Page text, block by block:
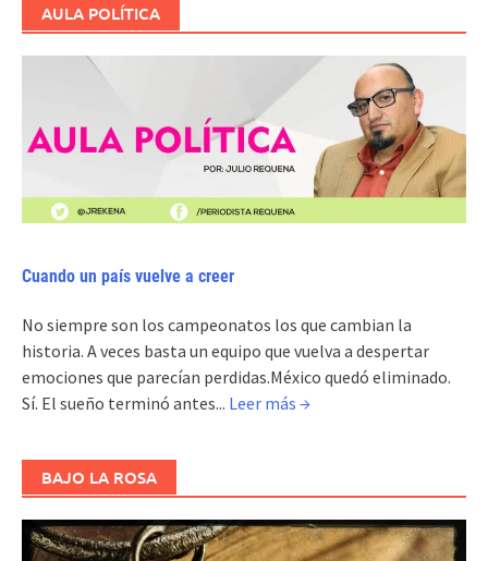
AULA POLÍTICA
Cuando un país vuelve a creer
No siempre son los campeonatos los que cambian la
historia. A veces basta un equipo que vuelva a despertar
emociones que parecían perdidas.México quedó eliminado.
Sí. El sueño terminó antes... Leer más →
BAJO LA ROSA